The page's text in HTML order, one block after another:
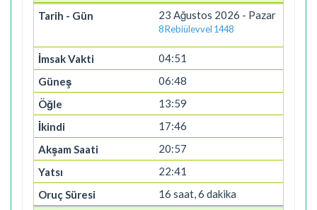
23 Ağustos 2026 - Pazar
8 Rebiülevvel 1448
04:51
06:48
13:59
17:46
20:57
22:41
16 saat, 6 dakika